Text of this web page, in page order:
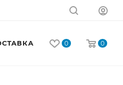
0 0
КОНТАКТЫ